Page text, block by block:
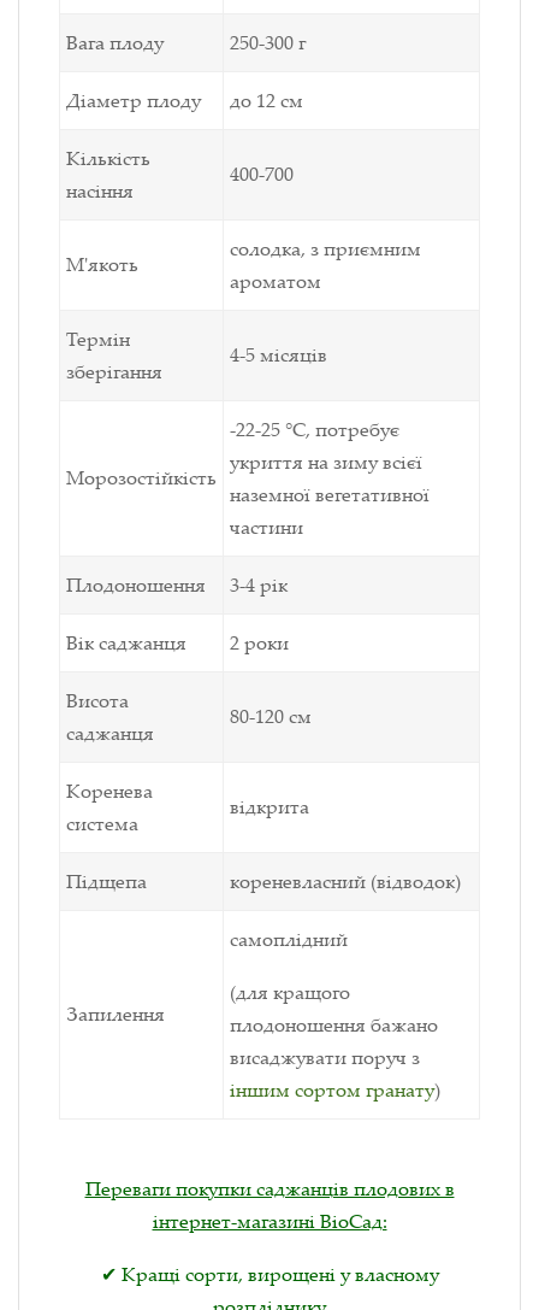
Вага плоду 250-300 г
Діаметр плоду до 12 см
Кількість
насіння
400-700
М'якоть
солодка, з приємним
ароматом
Термін
зберігання
4-5 місяців
Морозостійкість
-22-25 °C, потребує
укриття на зиму всієї
наземноївегетативної
частини
Плодоношення 3-4 рік
Вік саджанця 2 роки
Висота
саджанця
80-120 см
Коренева
система
відкрита
Підщепа кореневласний (відводок)
Запилення
самоплідний
(для кращого
плодоношення бажано
висаджувати поруч з
іншим сортом гранату)
Переваги покупки саджанців плодових в
інтернет-магазині ВіоСад:
✔ Кращі сорти, вирощені у власному